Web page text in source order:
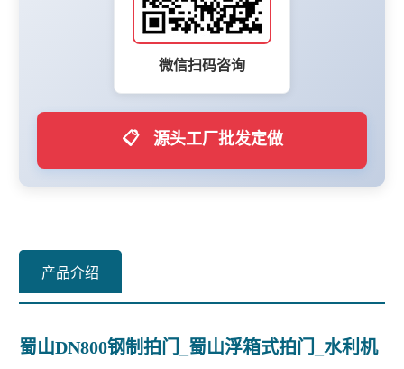
微信扫码咨询
📋 源头工厂批发定做
产品介绍
蜀山DN800钢制拍门_蜀山浮箱式拍门_水利机